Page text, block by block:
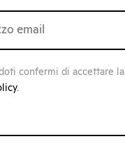
confermi di accettare
.